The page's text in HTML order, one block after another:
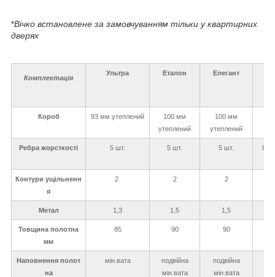
*Вічко встановлене за замовчуванням тільки у квартирних
дверях
Комплектація
Ультра Еталон Елегант
Короб 93 мм утеплений
100 мм
утеплений
100 мм
утеплений
Ребра жорсткості 5 шт. 5 шт. 5 шт. 8
Контури ущільненн
я
2 2 2
Метал 1,3 1,5 1,5
Товщина полотна
мм
85 90 90
Наповнення полот
на
мін.вата
подвійна
мін.вата
подвійна
мін.вата